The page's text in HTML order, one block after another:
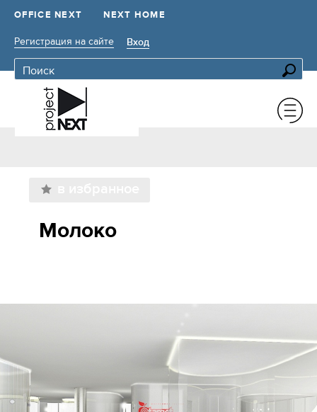
OFFICE NEXT NEXT HOME
Регистрация на сайте Вход
Молоко